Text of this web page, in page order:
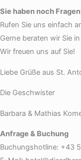
Sie haben noch
Rufen Sie uns einfach
Gerne beraten wir Sie
Wir freuen uns auf Sie!
Liebe Grüße aus St.
Die Geschwister
Barbara & Mathias
Anfrage & Buchung
Buchungshotline: +43